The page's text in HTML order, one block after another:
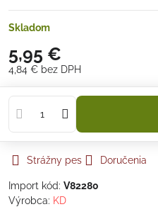
Skladom
5,95 €
4,84 € bez DPH
Strážny pes Doručenia
Import kód: V82280
Výrobca: KD